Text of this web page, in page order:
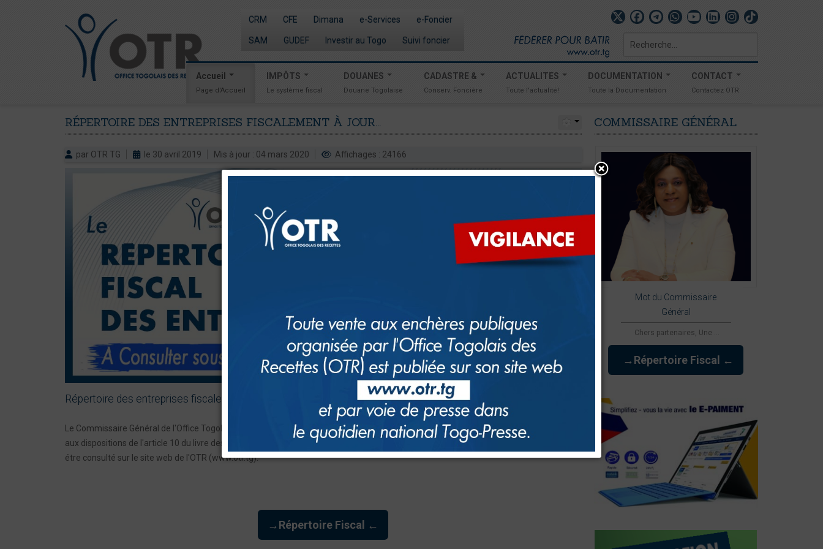
CRM CFE Dimana e-Services e-Foncier
SAM GUDEF Investir au Togo Suivi foncier Rechercher
Accueil
Page d'Accueil
IMPÔTS
Le système fiscal
DOUANES
Douane Togolaise
CADASTRE &
Conserv. Foncière
ACTUALITES
Toute l'actualité!
DOCUMENTATION
Toute la Documentation
CONTACT
Contactez OTR
RÉPERTOIRE DES ENTREPRISES FISCALEMENT À JOUR...
par OTR TG le 30 avril 2019 Mis à jour : 04 mars 2020 Affichages : 24166
Répertoire des entreprises fiscalement à jour...
Le Commissaire Général de l'Office Togolais des Recettes porte A la connaissance des opérateurs économiques eue, conformément
aux dispositions de l'article 10 du livre des procédures fiscales, le répertoire des entreprises fiscalement A jour est disponible et peut
étre consulté sur le site web de I'OTR (www.otr.tg).
→Répertoire Fiscal ←
COMMISSAIRE GÉNÉRAL
Mot du Commissaire
Général
Chers partenaires, Une ...
→Répertoire Fiscal ←